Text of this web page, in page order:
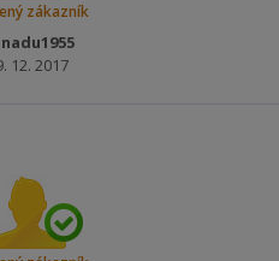
zákazník
12. 2017